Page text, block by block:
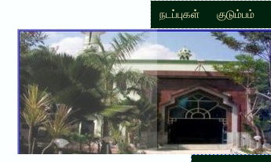
நடப்புகள் குடும்பம்